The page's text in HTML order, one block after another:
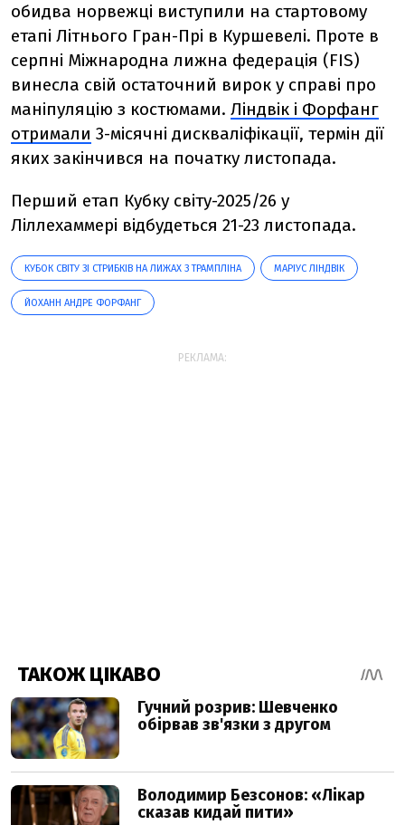
обидва норвежці виступили на стартовому
етапі Літнього Гран-Прі в Куршевелі. Проте в
серпні Міжнародна лижна федерація (FIS)
винесла свій остаточний вирок у справі про
маніпуляцію з костюмами. Ліндвік і Форфанг
отримали 3-місячні дискваліфікації, термін дії
яких закінчився на початку листопада.
Перший етап Кубку світу-2025/26 у
Ліллехаммері відбудеться 21-23 листопада.
КУБОК СВІТУ ЗІ СТРИБКІВ НА ЛИЖАХ З ТРАМПЛІНА МАРІУС ЛІНДВІК
ЙОХАНН АНДРЕ ФОРФАНГ
РЕКЛАМА: